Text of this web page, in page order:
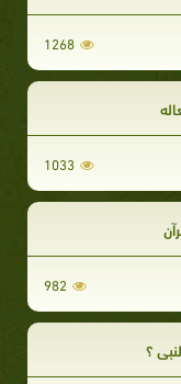
1268
1033
982
؟